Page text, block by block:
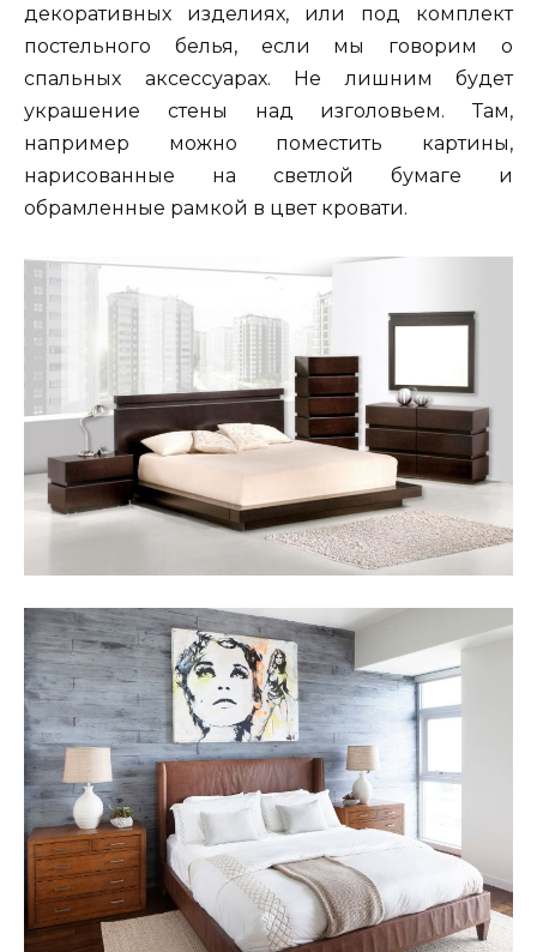
декоративных изделиях, или под комплект
постельного белья, если мы говорим о
спальных аксессуарах. Не лишним будет
украшение стены над изголовьем. Там,
например можно поместить картины,
нарисованные на светлой бумаге и
обрамленные рамкой в цвет кровати.